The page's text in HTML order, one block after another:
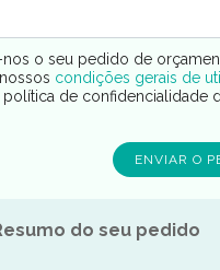
nos o seu pedido de
condições gerais de
política de confidencialidade
do seu pedido